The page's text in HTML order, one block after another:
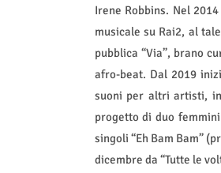
Irene Robbins. Nel
musicale su Rai2, al
pubblica “Via”, brano
afro-beat. Dal 2019
suoni per altri artisti,
progetto di duo
singoli “Eh Bam Bam”
dicembre da “Tutte le